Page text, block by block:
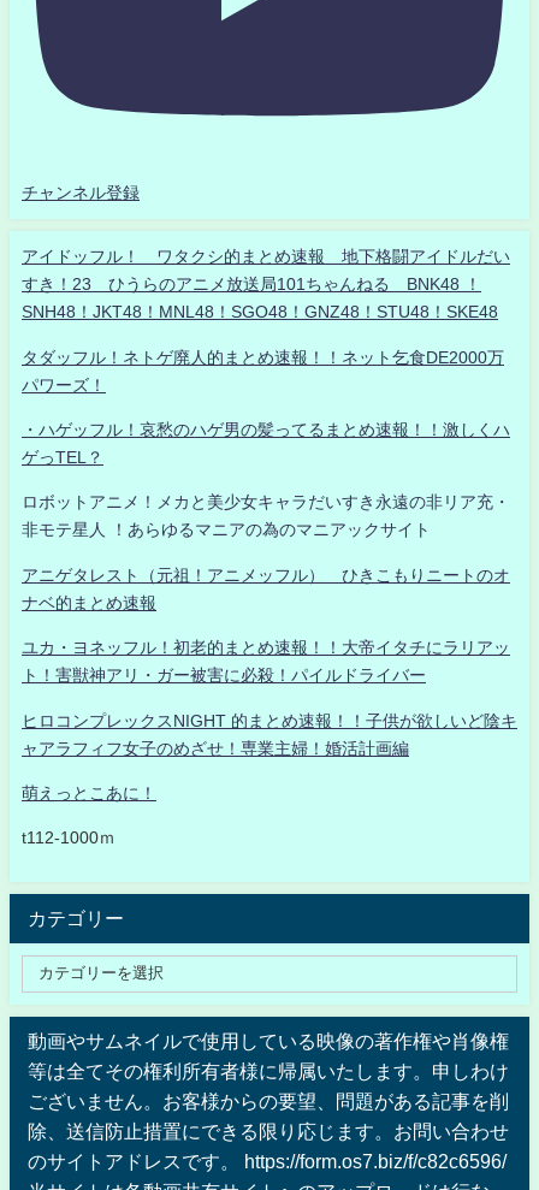
チャンネル登録
アイドッフル！ ワタクシ的まとめ速報 地下格闘アイドルだい
すき！23 ひうらのアニメ放送局101ちゃんねる BNK48 ！
SNH48！JKT48！MNL48！SGO48！GNZ48！STU48！SKE48
タダッフル！ネトゲ廃人的まとめ速報！！ネット乞食DE2000万
パワーズ！
・ハゲッフル！哀愁のハゲ男の髪ってるまとめ速報！！激しくハ
ゲっTEL？
ロボットアニメ！メカと美少女キャラだいすき永遠の非リア充・
非モテ星人 ！あらゆるマニアの為のマニアックサイト
アニゲタレスト（元祖！アニメッフル） ひきこもりニートのオ
ナベ的まとめ速報
ユカ・ヨネッフル！初老的まとめ速報！！大帝イタチにラリアッ
ト！害獣神アリ・ガー被害に必殺！パイルドライバー
ヒロコンプレックスNIGHT 的まとめ速報！！子供が欲しいど陰キ
ャアラフィフ女子のめざせ！専業主婦！婚活計画編
萌えっとこあに！
t112-1000ｍ
カテゴリー
動画やサムネイルで使用している映像の著作権や肖像権
等は全てその権利所有者様に帰属いたします。申しわけ
ございません。お客様からの要望、問題がある記事を削
除、送信防止措置にできる限り応じます。お問い合わせ
のサイトアドレスです。 https://form.os7.biz/f/c82c6596/